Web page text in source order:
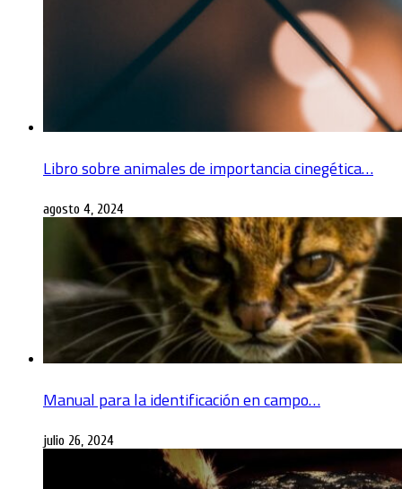
Libro sobre animales de importancia cinegética…
agosto 4, 2024
Manual para la identificación en campo…
julio 26, 2024